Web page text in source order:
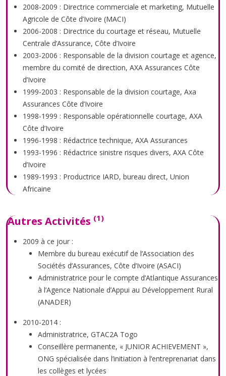
2008-2009 : Directrice commerciale et marketing, Mutuelle
Agricole de Côte d’Ivoire (MACI)
2006-2008 : Directrice du courtage et réseau, Mutuelle
Centrale d’Assurance, Côte d’Ivoire
2003-2006 : Responsable de la division courtage et agence,
membre du comité de direction, AXA Assurances Côte
d’Ivoire
1999-2003 : Responsable de la division courtage, Axa
Assurances Côte d’Ivoire
1998-1999 : Responsable opérationnelle courtage, AXA
Côte d’Ivoire
1996-1998 : Rédactrice technique, AXA Assurances
1993-1996 : Rédactrice sinistre risques divers, AXA Côte
d’Ivoire
1989-1993 : Productrice IARD, bureau direct, Union
Africaine
Autres Activités (1)
2009 à ce jour :
Membre du bureau exécutif de l’Association des
Sociétés d’Assurances, Côte d’Ivoire (ASACI)
Administratrice pour le compte d’Atlantique Assurances
à l’Agence Nationale d’Appui au Développement Rural
(ANADER)
2010-2014 :
Administratrice, GTAC2A Togo
Conseillère permanente, « JUNIOR ACHIEVEMENT »,
ONG spécialisée dans l’initiation à l’entreprenariat dans
les collèges et lycées